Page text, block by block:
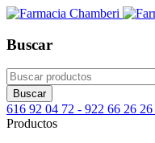
Buscar
616 92 04 72 - 922 66 26 26
Productos